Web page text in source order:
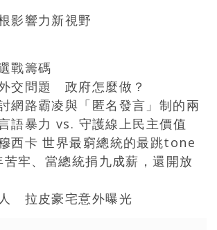
影響力新視野
戰籌碼
交問題 政府怎麼做？
網路霸凌與「匿名發言」制的兩
語暴力 vs. 守護線上民主價值
西卡 世界最窮總統的最跳tone
牢、當總統捐九成薪，還開放
拉皮豪宅意外曝光